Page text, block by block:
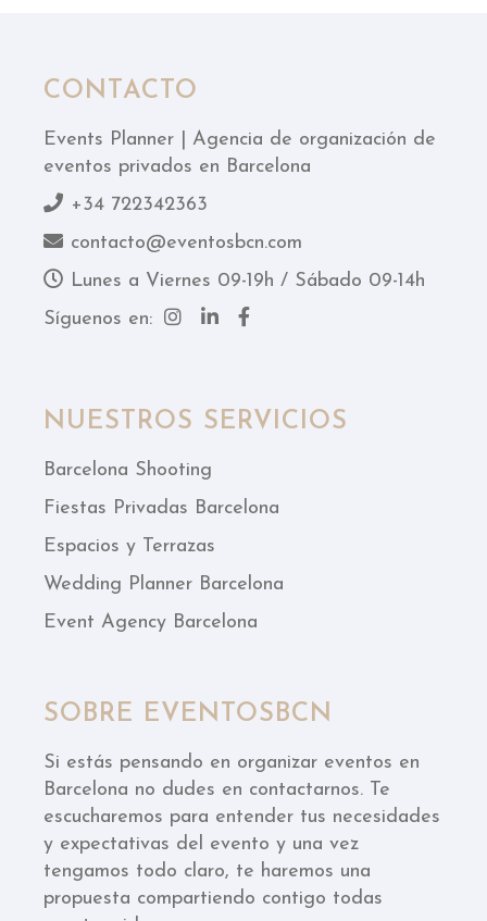
CONTACTO
Events Planner | Agencia de organización de
eventos privados en Barcelona
+34 722342363
contacto@eventosbcn.com
Lunes a Viernes 09-19h / Sábado 09-14h
Síguenos en:
NUESTROS SERVICIOS
Barcelona Shooting
Fiestas Privadas Barcelona
Espacios y Terrazas
Wedding Planner Barcelona
Event Agency Barcelona
SOBRE EVENTOSBCN
Si estás pensando en organizar eventos en
Barcelona no dudes en contactarnos. Te
escucharemos para entender tus necesidades
y expectativas del evento y una vez
tengamos todo claro, te haremos una
propuesta compartiendo contigo todas